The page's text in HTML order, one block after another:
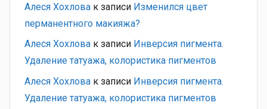
Алеся Хохлова к записи Изменился цвет
перманентного макияжа?
Алеся Хохлова к записи Инверсия пигмента.
Удаление татуажа, колористика пигментов
Алеся Хохлова к записи Инверсия пигмента.
Удаление татуажа, колористика пигментов